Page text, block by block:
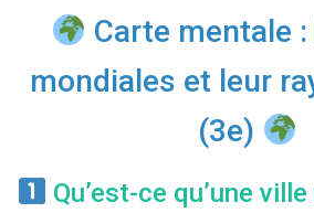
Carte mentale
mondiales et leur
(3e)
Qu’est-ce qu’une